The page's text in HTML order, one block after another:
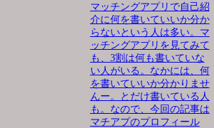
マッチングアプリで自己紹
介に何を書いていいか分か
らないという人は多い。マ
ッチングアプリを見てみて
も、3割は何も書いていな
い人がいる。なかには、何
を書いていいか分かりませ
んー。とだけ書いている人
も。なので、今回の記事は
マチアプのプロフィール